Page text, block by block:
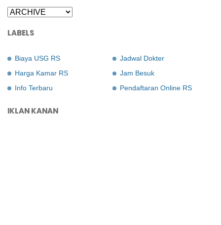
LABELS
Biaya USG RS
Harga Kamar RS
Info Terbaru
Jadwal Dokter
Jam Besuk
Pendaftaran Online RS
IKLAN KANAN